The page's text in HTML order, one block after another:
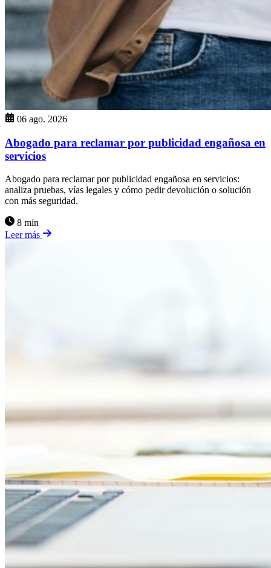
06 ago. 2026
Abogado para reclamar por publicidad engañosa en
servicios
Abogado para reclamar por publicidad engañosa en servicios:
analiza pruebas, vías legales y cómo pedir devolución o solución
con más seguridad.
8 min
Leer más